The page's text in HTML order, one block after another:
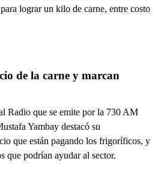
lograr un kilo de carne, entre costo
de la carne y marcan
Radio que se emite por la 730 AM
Yambay destacó su
que están pagando los frigoríficos, y
que podrían ayudar al sector.